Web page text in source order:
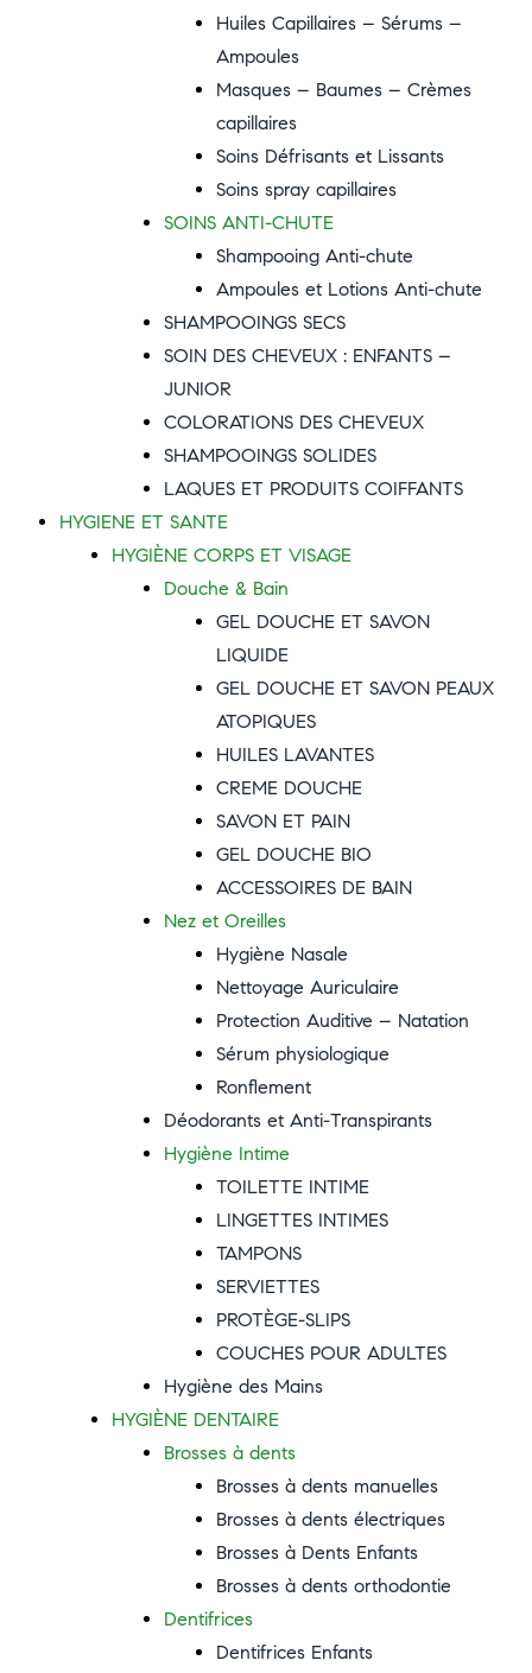
Huiles Capillaires – Sérums –
Ampoules
Masques – Baumes – Crèmes
capillaires
Soins Défrisants et Lissants
Soins spray capillaires
SOINS ANTI-CHUTE
Shampooing Anti-chute
Ampoules et Lotions Anti-chute
SHAMPOOINGS SECS
SOIN DES CHEVEUX : ENFANTS –
JUNIOR
COLORATIONS DES CHEVEUX
SHAMPOOINGS SOLIDES
LAQUES ET PRODUITS COIFFANTS
HYGIENE ET SANTE
HYGIÈNE CORPS ET VISAGE
Douche & Bain
GEL DOUCHE ET SAVON
LIQUIDE
GEL DOUCHE ET SAVON PEAUX
ATOPIQUES
HUILES LAVANTES
CREME DOUCHE
SAVON ET PAIN
GEL DOUCHE BIO
ACCESSOIRES DE BAIN
Nez et Oreilles
Hygiène Nasale
Nettoyage Auriculaire
Protection Auditive – Natation
Sérum physiologique
Ronflement
Déodorants et Anti-Transpirants
Hygiène Intime
TOILETTE INTIME
LINGETTES INTIMES
TAMPONS
SERVIETTES
PROTÈGE-SLIPS
COUCHES POUR ADULTES
Hygiène des Mains
HYGIÈNE DENTAIRE
Brosses à dents
Brosses à dents manuelles
Brosses à dents électriques
Brosses à Dents Enfants
Brosses à dents orthodontie
Dentifrices
Dentifrices Enfants